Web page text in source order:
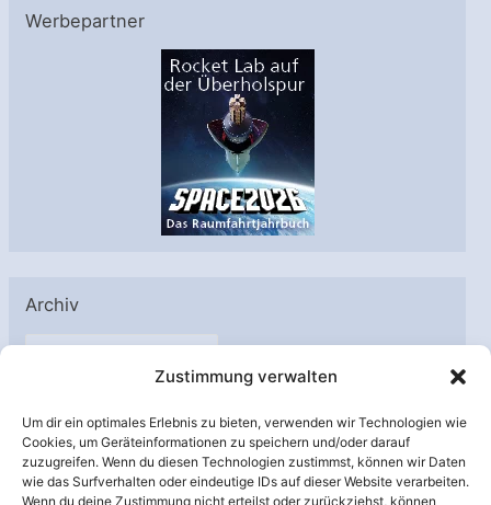
Zustimmung verwalten
Um dir ein optimales Erlebnis zu bieten, verwenden wir Technologien wie
Cookies, um Geräteinformationen zu speichern und/oder darauf
zuzugreifen. Wenn du diesen Technologien zustimmst, können wir Daten
wie das Surfverhalten oder eindeutige IDs auf dieser Website verarbeiten.
Wenn du deine Zustimmung nicht erteilst oder zurückziehst, können
Werbepartner
Archiv
A
h
i
v
Unterstützt von: